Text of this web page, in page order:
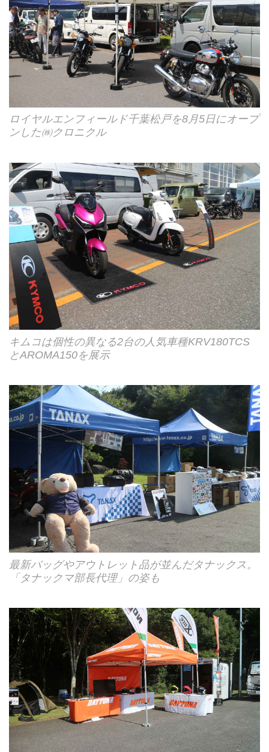
ロイヤルエンフィールド千葉松戸を8月5日にオープ
ンした㈱クロニクル
キムコは個性の異なる2台の人気車種KRV180TCS
とAROMA150を展示
最新バッグやアウトレット品が並んだタナックス。
「タナックマ部長代理」の姿も